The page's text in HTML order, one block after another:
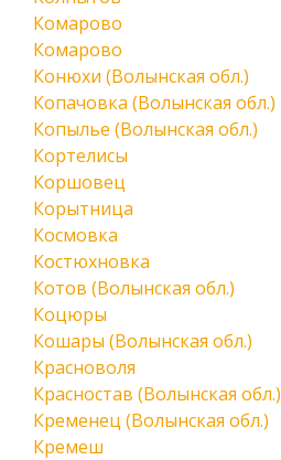
Комарово
Комарово
Конюхи (Волынская обл.)
Копачовка (Волынская обл.)
Копылье (Волынская обл.)
Кортелисы
Коршовец
Корытница
Космовка
Костюхновка
Котов (Волынская обл.)
Коцюры
Кошары (Волынская обл.)
Красноволя
Красностав (Волынская обл.)
Кременец (Волынская обл.)
Кремеш